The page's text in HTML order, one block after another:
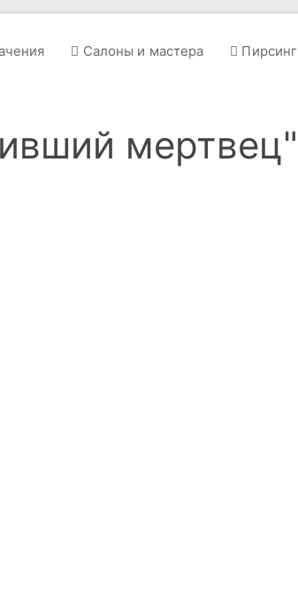
Салоны и мастера Пирсинг
мертвец"